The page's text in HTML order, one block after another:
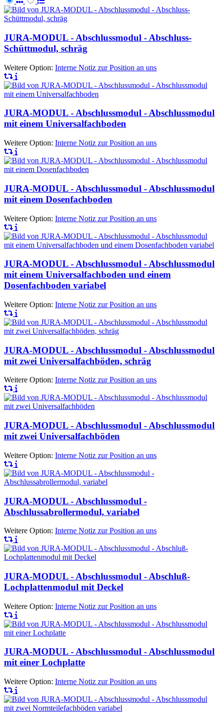
JURA-MODUL - Abschlussmodul - Abschluss-
Schüttmodul, schräg
Weitere Option: Interne Notiz zur Position an uns
JURA-MODUL - Abschlussmodul - Abschlussmodul
mit einem Universalfachboden
Weitere Option: Interne Notiz zur Position an uns
JURA-MODUL - Abschlussmodul - Abschlussmodul
mit einem Dosenfachboden
Weitere Option: Interne Notiz zur Position an uns
JURA-MODUL - Abschlussmodul - Abschlussmodul
mit einem Universalfachboden und einem
Dosenfachboden variabel
Weitere Option: Interne Notiz zur Position an uns
JURA-MODUL - Abschlussmodul - Abschlussmodul
mit zwei Universalfachböden, schräg
Weitere Option: Interne Notiz zur Position an uns
JURA-MODUL - Abschlussmodul - Abschlussmodul
mit zwei Universalfachböden
Weitere Option: Interne Notiz zur Position an uns
JURA-MODUL - Abschlussmodul -
Abschlussabrollermodul, variabel
Weitere Option: Interne Notiz zur Position an uns
JURA-MODUL - Abschlussmodul - Abschluß-
Lochplattenmodul mit Deckel
Weitere Option: Interne Notiz zur Position an uns
JURA-MODUL - Abschlussmodul - Abschlussmodul
mit einer Lochplatte
Weitere Option: Interne Notiz zur Position an uns